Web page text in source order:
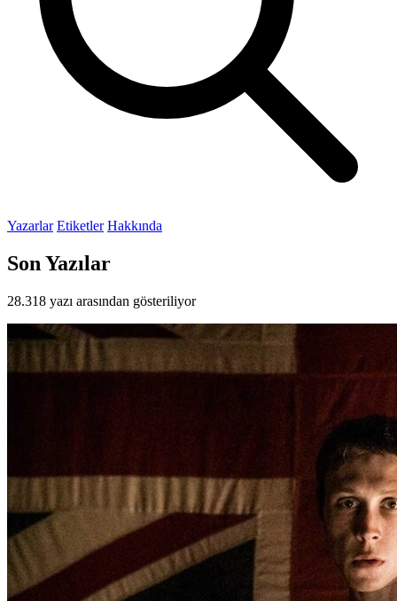
Yazarlar Etiketler Hakkında
Son Yazılar
28.318 yazı arasından gösteriliyor